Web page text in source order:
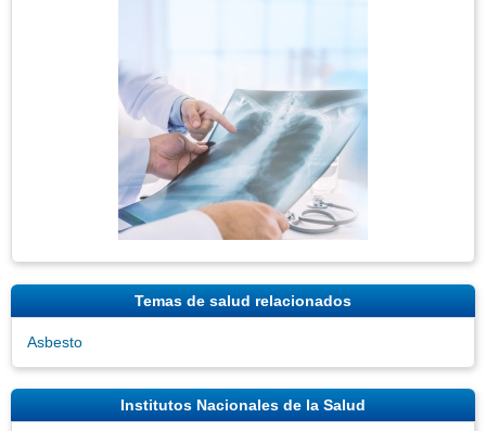
Temas de salud relacionados
Asbesto
Institutos Nacionales de la Salud